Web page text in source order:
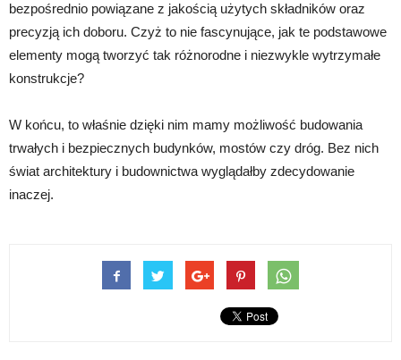
bezpośrednio powiązane z jakością użytych składników oraz
precyzją ich doboru. Czyż to nie fascynujące, jak te podstawowe
elementy mogą tworzyć tak różnorodne i niezwykle wytrzymałe
konstrukcje?
W końcu, to właśnie dzięki nim mamy możliwość budowania
trwałych i bezpiecznych budynków, mostów czy dróg. Bez nich
świat architektury i budownictwa wyglądałby zdecydowanie
inaczej.